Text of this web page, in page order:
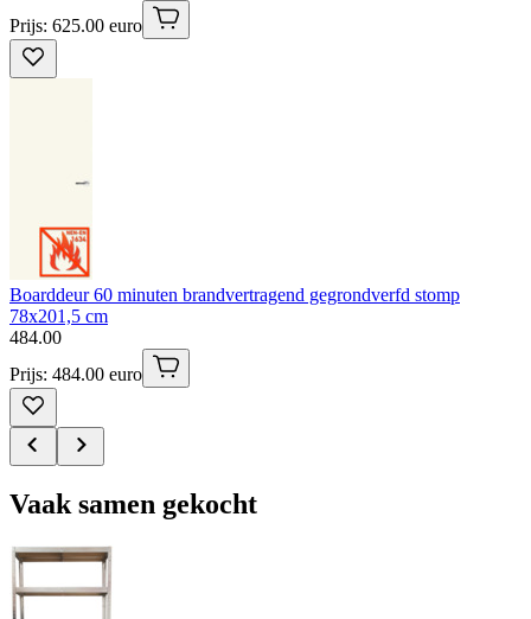
Prijs: 625.00 euro
Boarddeur 60 minuten brandvertragend gegrondverfd stomp
78x201,5 cm
484.00
Prijs: 484.00 euro
Vaak samen gekocht